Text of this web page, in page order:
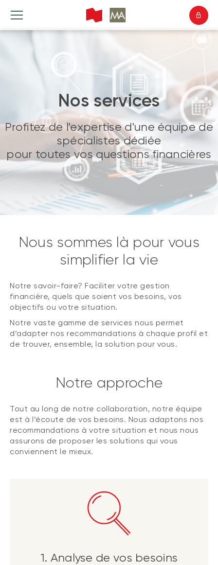
Nos services
Profitez de l'expertise d'une équipe de
spécialistes dédiée
pour toutes vos questions financières
Nous sommes là pour vous
simplifier la vie
Notre savoir-faire? Faciliter votre gestion
financière, quels que soient vos besoins, vos
objectifs ou votre situation.
Notre vaste gamme de services nous permet
d’adapter nos recommandations à chaque profil et
de trouver, ensemble, la solution pour vous.
Notre approche
Tout au long de notre collaboration, notre équipe
est à l’écoute de vos besoins. Nous adaptons nos
recommandations à votre situation et nous nous
assurons de proposer les solutions qui vous
conviennent le mieux.
1. Analyse de vos besoins